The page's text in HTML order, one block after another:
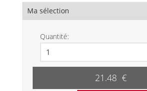
Ma sélection
Quantité:
21.48 €